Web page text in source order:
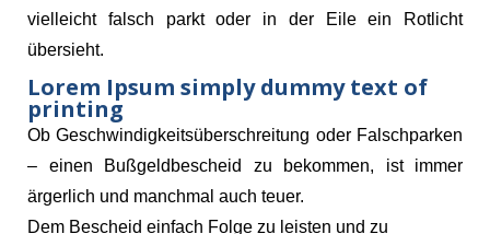
vielleicht falsch parkt oder in der Eile ein Rotlicht
übersieht.
Lorem Ipsum simply dummy text of
printing
Ob Geschwindigkeitsüberschreitung oder Falschparken
– einen Bußgeldbescheid zu bekommen, ist immer
ärgerlich und manchmal auch teuer.
Dem Bescheid einfach Folge zu leisten und zu